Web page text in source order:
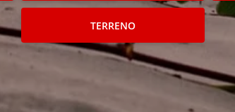
TERRENO